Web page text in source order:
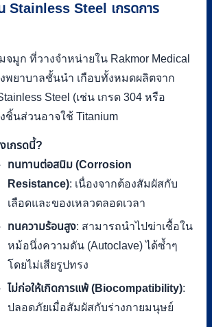
Stainless Steel เกรดการ
มูก ที่วางจำหน่ายใน Rakmor Medical
พยาบาลชั้นนำ เกือบทั้งหมดผลิตจาก
Steel (เช่น เกรด 304 หรือ
ชิ้นส่วนอาจใช้ Titanium
เกรดนี้?
ทนทานต่อสนิม (Corrosion
Resistance): เนื่องจากต้องสัมผัสกับ
เลือดและของเหลวตลอดเวลา
ทนความร้อนสูง: สามารถนำไปฆ่าเชื้อใน
หม้อนึ่งความดัน (Autoclave) ได้ซ้ำๆ
โดยไม่เสียรูปทรง
ไม่ก่อให้เกิดการแพ้ (Biocompatibility):
ปลอดภัยเมื่อสัมผัสกับร่างกายมนุษย์